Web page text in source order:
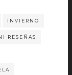
INVIERNO
RESEÑAS